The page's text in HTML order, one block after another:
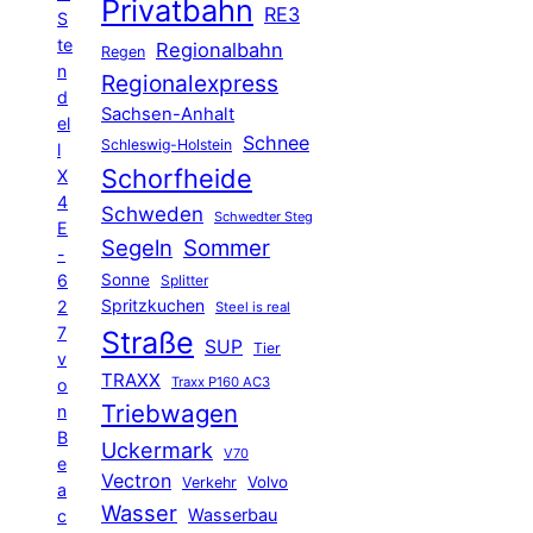
S
te
n
d
el
l
X
4
E
-
6
2
7
v
o
n
B
e
a
c
Privatbahn RE3
Regen Regionalbahn
Regionalexpress
Sachsen-Anhalt
Schleswig-Holstein Schnee
Schorfheide
Schweden Schwedter Steg
Segeln Sommer
Sonne Splitter
Spritzkuchen Steel is real
Straße SUP Tier
TRAXX Traxx P160 AC3
Triebwagen
Uckermark V70
Vectron Verkehr Volvo
Wasser Wasserbau